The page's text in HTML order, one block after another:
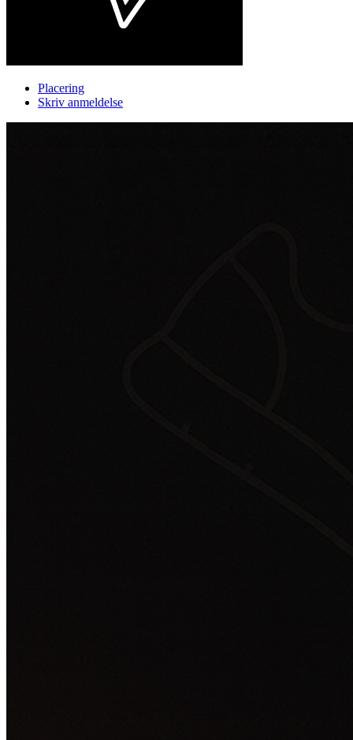
Placering
Skriv anmeldelse